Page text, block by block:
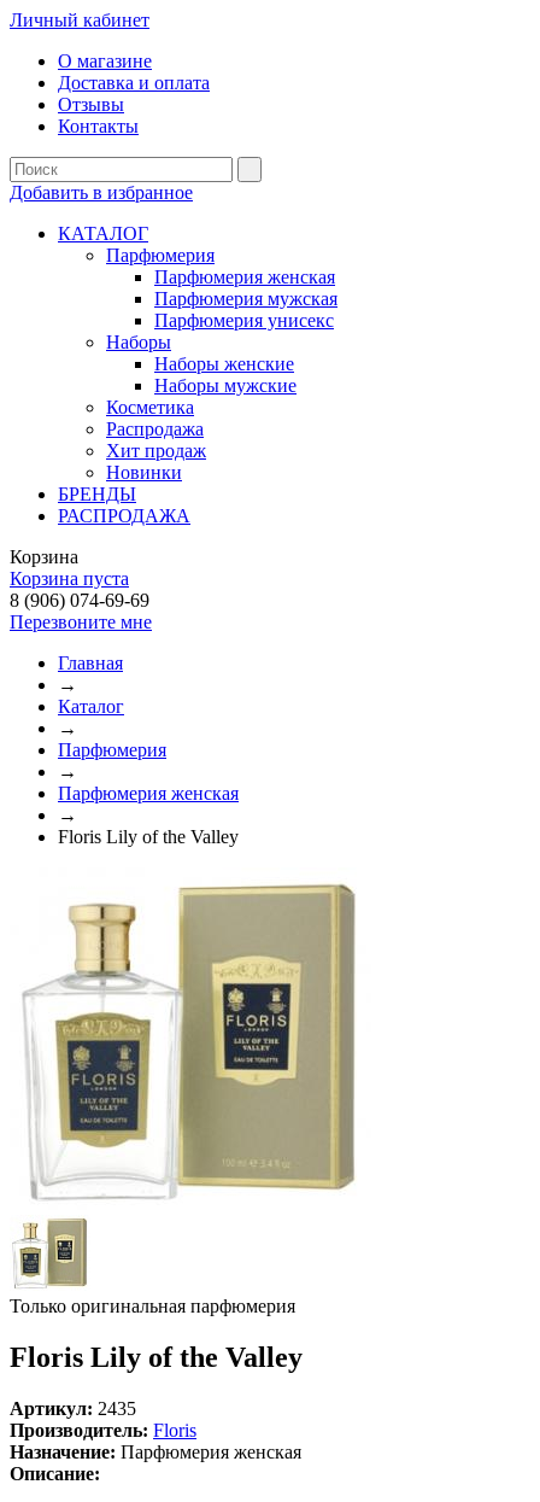
Личный кабинет
О магазине
Доставка и оплата
Отзывы
Контакты
Добавить в избранное
КАТАЛОГ
Парфюмерия
Парфюмерия женская
Парфюмерия мужская
Парфюмерия унисекс
Наборы
Наборы женские
Наборы мужские
Косметика
Распродажа
Хит продаж
Новинки
БРЕНДЫ
РАСПРОДАЖА
Корзина
Корзина пуста
8 (906) 074-69-69
Перезвоните мне
Главная
→
Каталог
→
Парфюмерия
→
Парфюмерия женская
→
Floris Lily of the Valley
Только оригинальная парфюмерия
Floris Lily of the Valley
Артикул: 2435
Производитель: Floris
Назначение: Парфюмерия женская
Описание: